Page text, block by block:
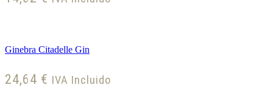
Ginebra Citadelle Gin
24,64 € IVA Incluido